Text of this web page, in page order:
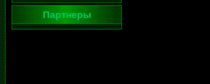
Партнеры